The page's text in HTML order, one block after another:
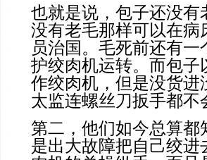
也就是说，包子还没
没有老毛那样可以在
员治国。毛死前还有
护绞肉机运转。而包
作绞肉机，但是没货
太监连螺丝刀扳手都不
第二，他们如今总算
是出大故障把自己绞